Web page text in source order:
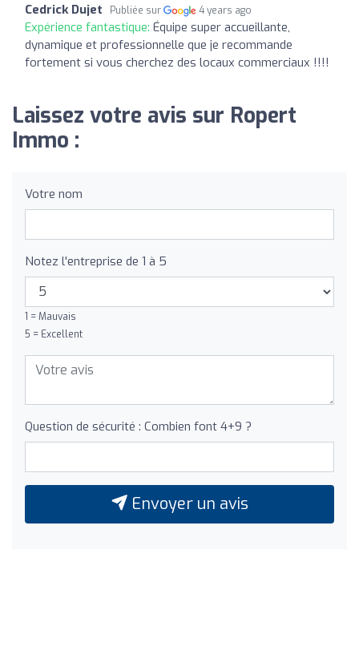
Cedrick Dujet Publiée sur 4 years ago
Expérience fantastique: Équipe super accueillante,
dynamique et professionnelle que je recommande
fortement si vous cherchez des locaux commerciaux !!!!
Laissez votre avis sur Ropert
Immo :
Votre nom
Notez l'entreprise de 1 à 5
1 = Mauvais
5 = Excellent
Question de sécurité : Combien font 4+9 ?
Envoyer un avis